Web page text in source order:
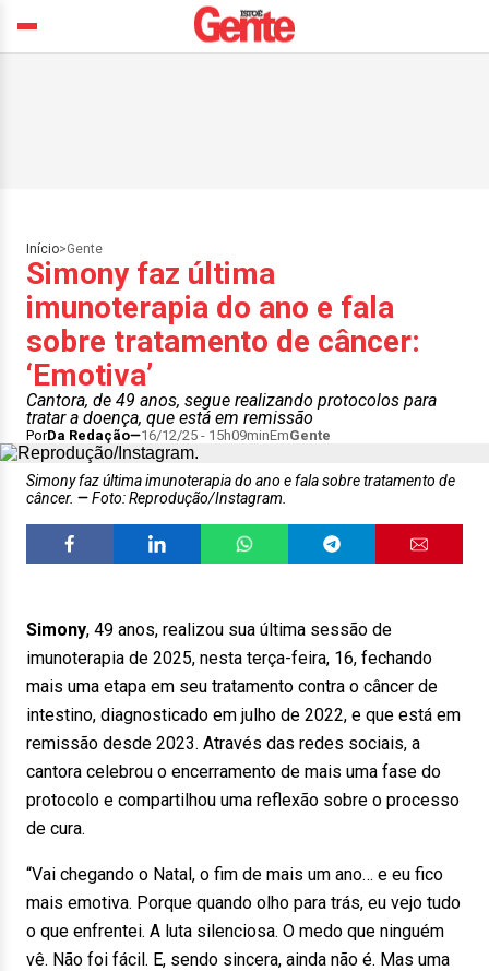
Início>Gente
Simony faz última
imunoterapia do ano e fala
sobre tratamento de câncer:
‘Emotiva’
Cantora, de 49 anos, segue realizando protocolos para
tratar a doença, que está em remissão
PorDa Redação 16/12/25 - 15h09minEmGente
Simony faz última imunoterapia do ano e fala sobre tratamento de
câncer.
Foto: Reprodução/Instagram.
Simony, 49 anos, realizou sua última sessão de
imunoterapia de 2025, nesta terça-feira, 16, fechando
mais uma etapa em seu tratamento contra o câncer de
intestino, diagnosticado em julho de 2022, e que está em
remissão desde 2023. Através das redes sociais, a
cantora celebrou o encerramento de mais uma fase do
protocolo e compartilhou uma reflexão sobre o processo
de cura.
“Vai chegando o Natal, o fim de mais um ano… e eu fico
mais emotiva. Porque quando olho para trás, eu vejo tudo
o que enfrentei. A luta silenciosa. O medo que ninguém
vê. Não foi fácil. E, sendo sincera, ainda não é. Mas uma